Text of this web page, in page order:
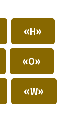
«H»
«O»
«W»